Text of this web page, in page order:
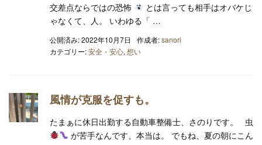
交差点ならではの恐怖
とは言っても相手はオバケじ
ゃなくて、人。 いわゆる「 …
公開済み: 2022年10月7日 作成者:sanori
カテゴリー:安全・安心, 想い
風情が克服を促すも。
たまぁに休日出勤する自動車整備士、さのりです。 虫
が苦手なんです、本当は。 でもね、夏の朝にこん